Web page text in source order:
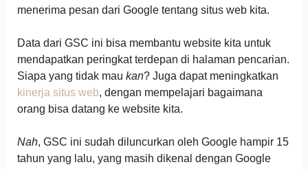
menerima pesan dari Google tentang situs web kita.
Data dari GSC ini bisa membantu website kita untuk
mendapatkan peringkat terdepan di halaman pencarian.
Siapa yang tidak mau kan? Juga dapat meningkatkan
kinerja situs web, dengan mempelajari bagaimana
orang bisa datang ke website kita.
Nah, GSC ini sudah diluncurkan oleh Google hampir 15
tahun yang lalu, yang masih dikenal dengan Google